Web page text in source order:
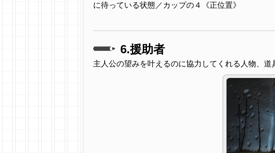
に待っている状態／カップの４《正位置》
6.援助者
主人公の望みを叶えるのに協力してくれる人物、